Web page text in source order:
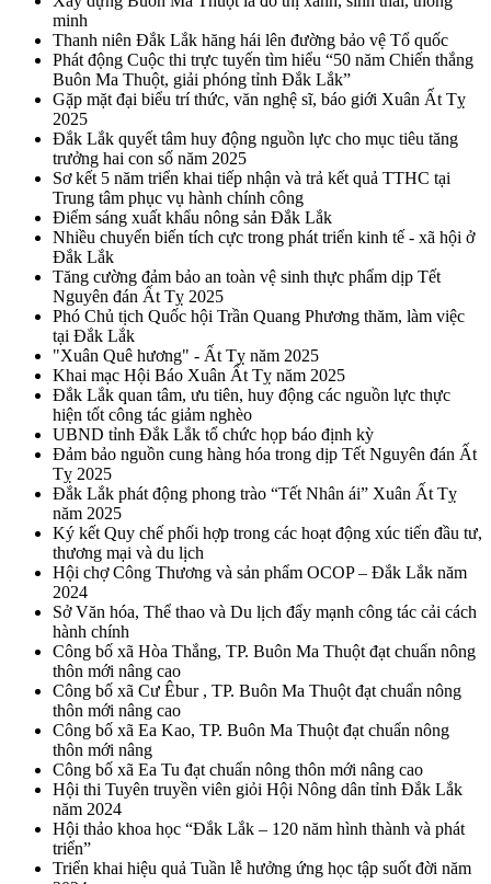
minh
Thanh niên Đắk Lắk hăng hái lên đường bảo vệ Tổ quốc
Phát động Cuộc thi trực tuyến tìm hiểu “50 năm Chiến thắng
Buôn Ma Thuột, giải phóng tỉnh Đắk Lắk”
Gặp mặt đại biểu trí thức, văn nghệ sĩ, báo giới Xuân Ất Tỵ
2025
Đắk Lắk quyết tâm huy động nguồn lực cho mục tiêu tăng
trưởng hai con số năm 2025
Sơ kết 5 năm triển khai tiếp nhận và trả kết quả TTHC tại
Trung tâm phục vụ hành chính công
Điểm sáng xuất khẩu nông sản Đắk Lắk
Nhiều chuyển biến tích cực trong phát triển kinh tế - xã hội ở
Đắk Lắk
Tăng cường đảm bảo an toàn vệ sinh thực phẩm dịp Tết
Nguyên đán Ất Tỵ 2025
Phó Chủ tịch Quốc hội Trần Quang Phương thăm, làm việc
tại Đắk Lắk
"Xuân Quê hương" - Ất Tỵ năm 2025
Khai mạc Hội Báo Xuân Ất Tỵ năm 2025
Đắk Lắk quan tâm, ưu tiên, huy động các nguồn lực thực
hiện tốt công tác giảm nghèo
UBND tỉnh Đắk Lắk tổ chức họp báo định kỳ
Đảm bảo nguồn cung hàng hóa trong dịp Tết Nguyên đán Ất
Tỵ 2025
Đắk Lắk phát động phong trào “Tết Nhân ái” Xuân Ất Tỵ
năm 2025
Ký kết Quy chế phối hợp trong các hoạt động xúc tiến đầu tư,
thương mại và du lịch
Hội chợ Công Thương và sản phẩm OCOP – Đắk Lắk năm
2024
Sở Văn hóa, Thể thao và Du lịch đẩy mạnh công tác cải cách
hành chính
Công bố xã Hòa Thắng, TP. Buôn Ma Thuột đạt chuẩn nông
thôn mới nâng cao
Công bố xã Cư Êbur , TP. Buôn Ma Thuột đạt chuẩn nông
thôn mới nâng cao
Công bố xã Ea Kao, TP. Buôn Ma Thuột đạt chuẩn nông
thôn mới nâng
Công bố xã Ea Tu đạt chuẩn nông thôn mới nâng cao
Hội thi Tuyên truyền viên giỏi Hội Nông dân tỉnh Đắk Lắk
năm 2024
Hội thảo khoa học “Đắk Lắk – 120 năm hình thành và phát
triển”
Triển khai hiệu quả Tuần lễ hưởng ứng học tập suốt đời năm